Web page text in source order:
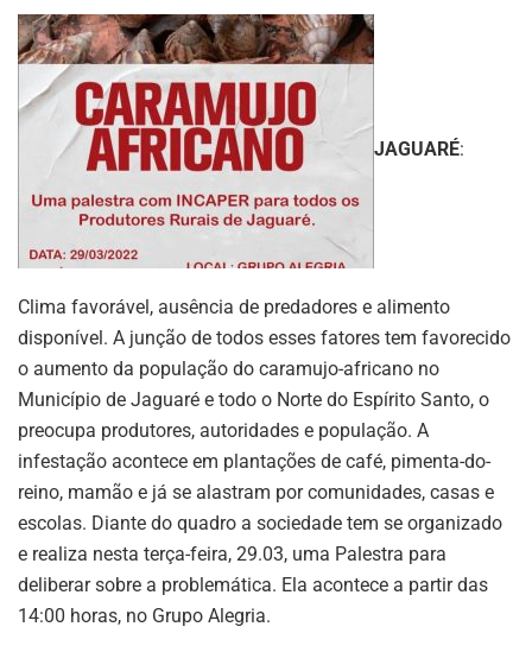
JAGUARÉ:
Clima favorável, ausência de predadores e alimento
disponível. A junção de todos esses fatores tem favorecido
o aumento da população do caramujo-africano no
Município de Jaguaré e todo o Norte do Espírito Santo, o
preocupa produtores, autoridades e população. A
infestação acontece em plantações de café, pimenta-do-
reino, mamão e já se alastram por comunidades, casas e
escolas. Diante do quadro a sociedade tem se organizado
e realiza nesta terça-feira, 29.03, uma Palestra para
deliberar sobre a problemática. Ela acontece a partir das
14:00 horas, no Grupo Alegria.